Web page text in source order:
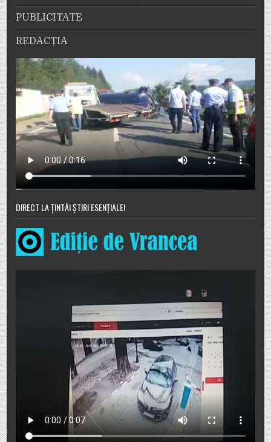
PUBLICITATE
REDACȚIA
DIRECT LA ȚINTĂ! ȘTIRI ESENȚIALE!